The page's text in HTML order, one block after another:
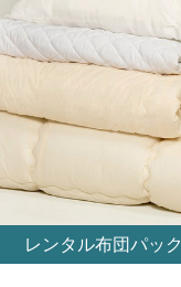
レンタル布団パック